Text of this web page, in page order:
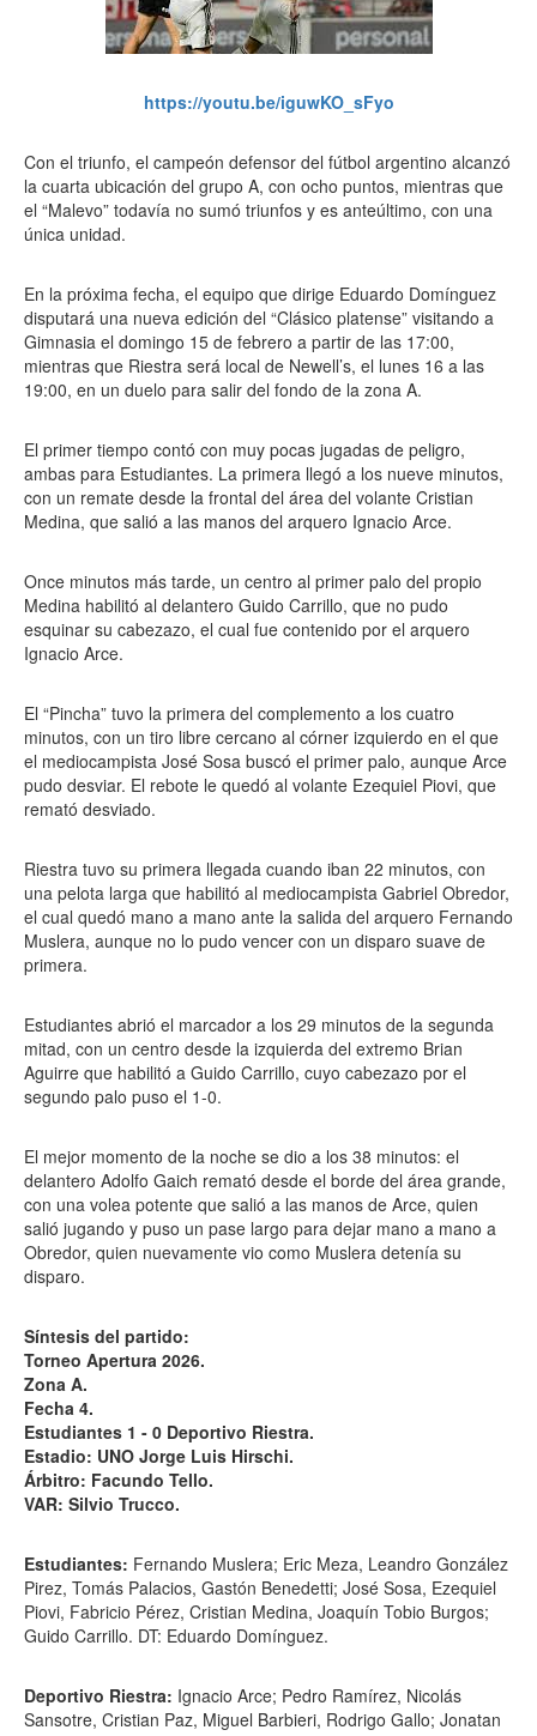
https://youtu.be/iguwKO_sFyo
Con el triunfo, el campeón defensor del fútbol argentino alcanzó
la cuarta ubicación del grupo A, con ocho puntos, mientras que
el “Malevo” todavía no sumó triunfos y es anteúltimo, con una
única unidad.
En la próxima fecha, el equipo que dirige Eduardo Domínguez
disputará una nueva edición del “Clásico platense” visitando a
Gimnasia el domingo 15 de febrero a partir de las 17:00,
mientras que Riestra será local de Newell’s, el lunes 16 a las
19:00, en un duelo para salir del fondo de la zona A.
El primer tiempo contó con muy pocas jugadas de peligro,
ambas para Estudiantes. La primera llegó a los nueve minutos,
con un remate desde la frontal del área del volante Cristian
Medina, que salió a las manos del arquero Ignacio Arce.
Once minutos más tarde, un centro al primer palo del propio
Medina habilitó al delantero Guido Carrillo, que no pudo
esquinar su cabezazo, el cual fue contenido por el arquero
Ignacio Arce.
El “Pincha” tuvo la primera del complemento a los cuatro
minutos, con un tiro libre cercano al córner izquierdo en el que
el mediocampista José Sosa buscó el primer palo, aunque Arce
pudo desviar. El rebote le quedó al volante Ezequiel Piovi, que
remató desviado.
Riestra tuvo su primera llegada cuando iban 22 minutos, con
una pelota larga que habilitó al mediocampista Gabriel Obredor,
el cual quedó mano a mano ante la salida del arquero Fernando
Muslera, aunque no lo pudo vencer con un disparo suave de
primera.
Estudiantes abrió el marcador a los 29 minutos de la segunda
mitad, con un centro desde la izquierda del extremo Brian
Aguirre que habilitó a Guido Carrillo, cuyo cabezazo por el
segundo palo puso el 1-0.
El mejor momento de la noche se dio a los 38 minutos: el
delantero Adolfo Gaich remató desde el borde del área grande,
con una volea potente que salió a las manos de Arce, quien
salió jugando y puso un pase largo para dejar mano a mano a
Obredor, quien nuevamente vio como Muslera detenía su
disparo.
Síntesis del partido:
Torneo Apertura 2026.
Zona A.
Fecha 4.
Estudiantes 1 - 0 Deportivo Riestra.
Estadio: UNO Jorge Luis Hirschi.
Árbitro: Facundo Tello.
VAR: Silvio Trucco.
Estudiantes: Fernando Muslera; Eric Meza, Leandro González
Pirez, Tomás Palacios, Gastón Benedetti; José Sosa, Ezequiel
Piovi, Fabricio Pérez, Cristian Medina, Joaquín Tobio Burgos;
Guido Carrillo. DT: Eduardo Domínguez.
Deportivo Riestra: Ignacio Arce; Pedro Ramírez, Nicolás
Sansotre, Cristian Paz, Miguel Barbieri, Rodrigo Gallo; Jonatan